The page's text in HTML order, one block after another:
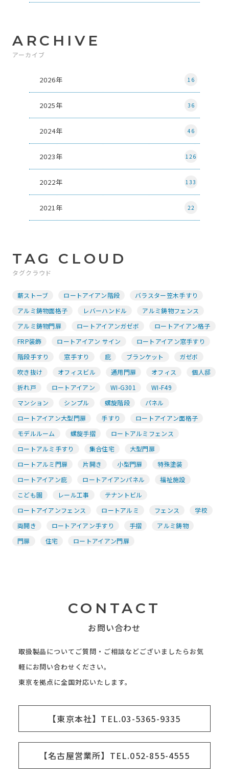
ARCHIVE
アーカイブ
2026年 16
2025年 36
2024年 46
2023年 126
2022年 133
2021年 22
TAG CLOUD
タグクラウド
薪ストーブ ロートアイアン階段
バラスター笠木手すり
アルミ鋳物面格子
レバーハンドル
アルミ鋳物フェンス
アルミ鋳物門扉
ロートアイアンガゼボ
ロートアイアン格子
FRP装飾
ロートアイアン サイン
ロートアイアン窓手すり
階段手すり
窓手すり 庇 ブランケット
ガゼボ
吹き抜け
オフィスビル 通用門扉 オフィス
個人邸
折れ戸
ロートアイアン WI-G301
WI-F49
マンション
シンプル 螺旋階段
パネル
ロートアイアン大型門扉
手すり
ロートアイアン面格子
モデルルーム
螺旋手摺
ロートアルミフェンス
ロートアルミ手すり
集合住宅
大型門扉
ロートアルミ門扉
片開き 小型門扉
特殊塗装
ロートアイアン庇
ロートアイアンパネル
福祉施設
こども園
レール工事
テナントビル
ロートアイアンフェンス
ロートアルミ フェンス
学校
両開き
ロートアイアン手すり 手摺
アルミ鋳物
門扉
住宅 ロートアイアン門扉
CONTACT
お問い合わせ
取扱製品についてご質問・ご相談などございましたらお気
軽にお問い合わせください。
東京を拠点に全国対応いたします。
【東京本社】TEL.03-5365-9335
【名古屋営業所】TEL.052-855-4555